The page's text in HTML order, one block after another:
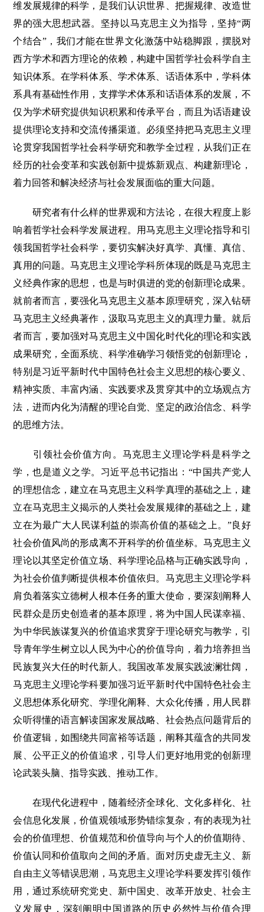
维发展规律的科学，是我们认识世界、把握规律、改造世
界的强大思想武器。坚持以马克思主义为指导，坚持“两
个结合”，我们才能在世界文化激荡中站稳脚跟，摆脱对
西方学术和西方理论的依赖，构建中国哲学社会科学自主
知识体系。在学科体系、学术体系、话语体系中，学科体
系具有基础性作用，支撑学术体系和话语体系的发展，不
仅为学术研究提供知识积累和传承平台，而且为话语建设
提供理论支持和交流传播渠道。必须坚持把马克思主义理
论贯穿我国哲学社会科学研究和教学全过程，从我们正在
经历的社会变革和实践创新中提炼新观点、构建新理论，
着力回答和解决经济与社会发展面临的重大问题。
研究者有什么样的世界观和方法论，在很大程度上影
响着哲学社会科学发展进程。用马克思主义理论指导和引
领我国哲学社会科学，要切实解决好真学、真懂、真信、
真用的问题。马克思主义理论学科所体现的既是马克思主
义经典作家的思想，也是与时俱进的党的创新理论成果。
就前者而言，要强化马克思主义基本原理研究，深入钻研
马克思主义经典著作，汲取马克思主义的真理力量。就后
者而言，要加强对马克思主义中国化时代化的理论和实践
成果研究，全面系统、科学准确学习领悟党的创新理论，
特别是习近平新时代中国特色社会主义思想的核心要义、
精神实质、丰富内涵、实践要求及贯穿其中的立场观点方
法，进而内化为清醒的理论自觉、坚定的政治信念、科学
的思维方法。
引领社会价值方向。马克思主义理论学科是科学之
学，也是道义之学。习近平总书记指出：“中国共产党人
的理想信念，建立在马克思主义科学真理的基础之上，建
立在马克思主义揭示的人类社会发展规律的基础之上，建
立在为最广大人民谋利益的崇高价值的基础之上。”良好
社会价值风尚的形成离不开科学的价值坐标。马克思主义
理论以其坚定价值立场、科学理论品格与正确实践导向，
为社会价值判断提供根本价值依归。马克思主义理论学科
肩负着落实立德树人根本任务的重大使命，要深刻阐释人
民群众是历史创造者的基本原理，将为中国人民谋幸福、
为中华民族谋复兴的价值追求贯穿于理论研究与教学，引
导青年学生树立以人民为中心的价值导向，着力培养担当
民族复兴大任的时代新人。我国改革发展实践波澜壮阔，
马克思主义理论学科要加强习近平新时代中国特色社会主
义思想体系化研究、学理化阐释、大众化传播，用人民群
众听得懂的语言解读国家发展战略、社会热点问题背后的
价值逻辑，如围绕共同富裕等话题，阐释其蕴含的共同发
展、公平正义的价值追求，引导人们更好地用党的创新理
论武装头脑、指导实践、推动工作。
在现代化进程中，随着经济全球化、文化多样化、社
会信息化发展，价值观领域形势错综复杂，有的表现为社
会的价值理想、价值规范和价值导向与个人的价值期待、
价值认同和价值取向之间的矛盾。面对历史虚无主义、新
自由主义等错误思潮，马克思主义理论学科要发挥引领作
用，通过系统研究党史、新中国史、改革开放史、社会主
义发展史，深刻阐明中国道路的历史必然性与价值合理